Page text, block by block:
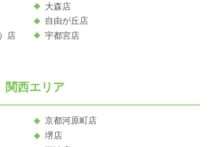
大森店
自由が丘店
店
宇都宮店
関西エリア
京都河原町店
堺店